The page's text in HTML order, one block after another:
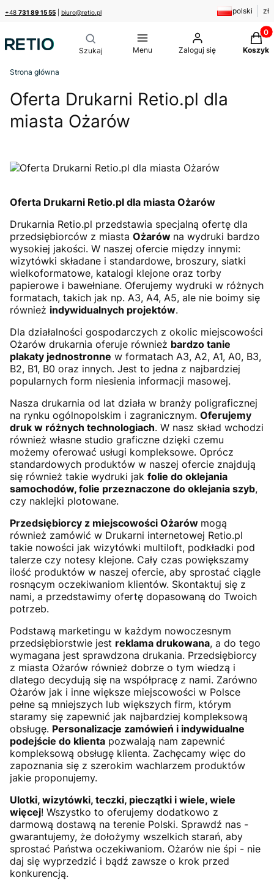
+48 731 89 15 55 biuro@retio.pl polski zł
Menu Zaloguj się Koszyk
Strona główna
Oferta Drukarni Retio.pl dla
miasta Ożarów
Oferta Drukarni Retio.pl dla miasta Ożarów
Drukarnia Retio.pl przedstawia specjalną ofertę dla
przedsiębiorców z miasta Ożarów na wydruki bardzo
wysokiej jakości. W naszej ofercie między innymi:
wizytówki składane i standardowe, broszury, siatki
wielkoformatowe, katalogi klejone oraz torby
papierowe i bawełniane. Oferujemy wydruki w różnych
formatach, takich jak np. A3, A4, A5, ale nie boimy się
również indywidualnych projektów.
Dla działalności gospodarczych z okolic miejscowości
Ożarów drukarnia oferuje również bardzo tanie
plakaty jednostronne w formatach A3, A2, A1, A0, B3,
B2, B1, B0 oraz innych. Jest to jedna z najbardziej
popularnych form niesienia informacji masowej.
Nasza drukarnia od lat działa w branży poligraficznej
na rynku ogólnopolskim i zagranicznym. Oferujemy
druk w różnych technologiach. W nasz skład wchodzi
również własne studio graficzne dzięki czemu
możemy oferować usługi kompleksowe. Oprócz
standardowych produktów w naszej ofercie znajdują
się również takie wydruki jak folie do oklejania
samochodów, folie przeznaczone do oklejania szyb,
czy naklejki plotowane.
Przedsiębiorcy z miejscowości Ożarów mogą
również zamówić w Drukarni internetowej Retio.pl
takie nowości jak wizytówki multiloft, podkładki pod
talerze czy notesy klejone. Cały czas powiększamy
ilość produktów w naszej ofercie, aby sprostać ciągle
rosnącym oczekiwaniom klientów. Skontaktuj się z
nami, a przedstawimy ofertę dopasowaną do Twoich
potrzeb.
Podstawą marketingu w każdym nowoczesnym
przedsiębiorstwie jest reklama drukowana, a do tego
wymagana jest sprawdzona drukania. Przedsiębiorcy
z miasta Ożarów również dobrze o tym wiedzą i
dlatego decydują się na współpracę z nami. Zarówno
Ożarów jak i inne większe miejscowości w Polsce
pełne są mniejszych lub większych firm, którym
staramy się zapewnić jak najbardziej kompleksową
obsługę. Personalizacje zamówień i indywidualne
podejście do klienta pozwalają nam zapewnić
kompleksową obsługę klienta. Zachęcamy więc do
zapoznania się z szerokim wachlarzem produktów
jakie proponujemy.
Ulotki, wizytówki, teczki, pieczątki i wiele, wiele
więcej! Wszystko to oferujemy dodatkowo z
darmową dostawą na terenie Polski. Sprawdź nas -
gwarantujemy, że dołożymy wszelkich starań, aby
sprostać Państwa oczekiwaniom. Ożarów nie śpi - nie
daj się wyprzedzić i bądź zawsze o krok przed
konkurencją.